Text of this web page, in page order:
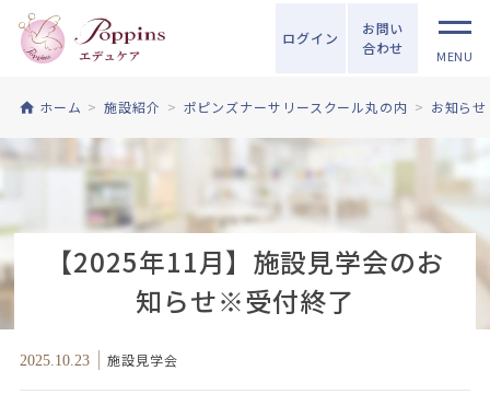
ログイン
お問い
合わせ
MENU
ホーム 施設紹介 ポピンズナーサリースクール丸の内 お知らせ
【2025年11月】施設見学会のお
知らせ※受付終了
2025.10.23 施設見学会